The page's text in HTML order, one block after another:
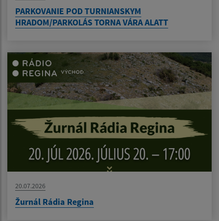
PARKOVANIE POD TURNIANSKYM
HRADOM/PARKOLÁS TORNA VÁRA ALATT
20.07.2026
Žurnál Rádia Regina